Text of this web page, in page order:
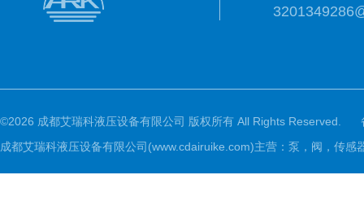
©2026 成都艾瑞科液压设备有限公司 版权所有 All Rights Reserved.
成都艾瑞科液压设备有限公司(www.cdairuike.com)主营：泵，阀，传